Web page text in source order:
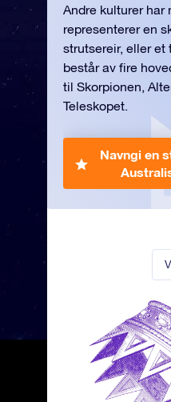
Andre kulturer har
representerer en
strutsereir, eller et
består av fire
til Skorpionen,
Teleskopet.
Navngi en